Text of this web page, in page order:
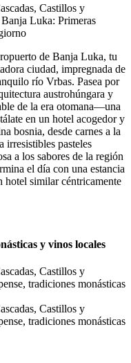
de Banja Luka, tu
ciudad, impregnada de
río Vrbas. Pasea por
austrohúngara y
de la era otomana—una
en un hotel acogedor y
bosnia, desde carnes a la
irresistibles pasteles
a los sabores de la región
el día con una estancia
hotel similar céntricamente
y vinos locales